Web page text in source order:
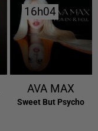
16h04
16h04
AVA MAX
Sweet But Psycho